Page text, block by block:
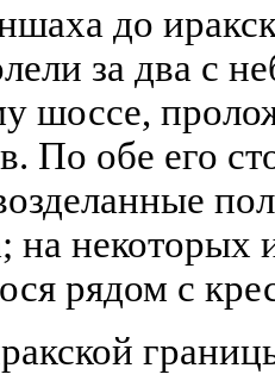
до
за два с
шоссе,
По обе его
на
рядом с